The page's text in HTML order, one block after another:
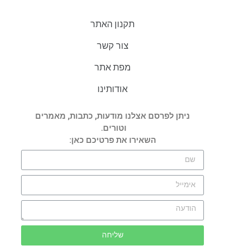
תקנון האתר
צור קשר
מפת אתר
אודותינו
ניתן לפרסם אצלנו מודעות, כתבות, מאמרים
וטורים.
השאירו את פרטיכם כאן:
שליחה